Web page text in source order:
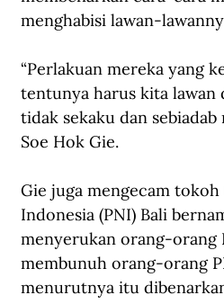
menghabisi lawan-
“Perlakuan mereka yang
tentunya harus kita
tidak sekaku dan
Soe Hok Gie.
Gie juga mengecam
Indonesia (PNI) Bali
menyerukan orang-orang
membunuh orang-orang
menurutnya itu